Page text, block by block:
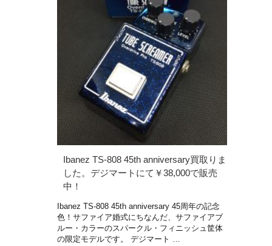
Ibanez TS-808 45th anniversary買取りま
した。デジマートにて￥38,000で販売
中！
Ibanez TS-808 45th anniversary 45周年の記念
色！サファイア婚式にちなんだ、サファイアブ
ルー・カラーのスパークル・フィニッシュ筐体
の限定モデルです。 デジマート …